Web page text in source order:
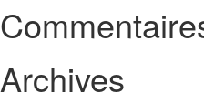
Archives